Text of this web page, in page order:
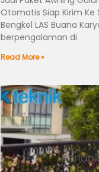
Otomatis Siap Kirim Ke
Bengkel LAS Buana
berpengalaman di
Read More »